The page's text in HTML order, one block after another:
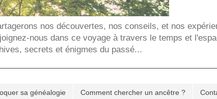
nos découvertes, nos conseils, et nos
nous dans ce voyage à travers le temps et
secrets et énigmes du passé...
sa généalogie Comment chercher un ancêtre ?